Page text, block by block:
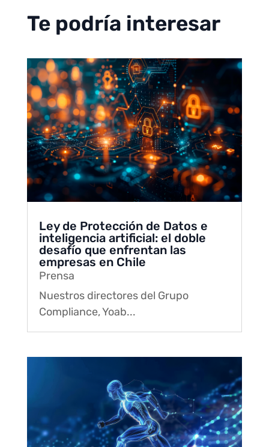
Te podría interesar
Ley de Protección de Datos e
inteligencia artificial: el doble
desafío que enfrentan las
empresas en Chile
Prensa
Nuestros directores del Grupo
Compliance, Yoab...